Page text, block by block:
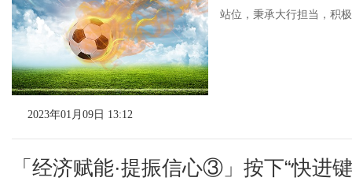
站位，秉承大行担当，积
2023年01月09日 13:12
「经济赋能·提振信心③」按下“快进